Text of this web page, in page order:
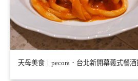
天母美食｜pecora．台北新開幕義式餐